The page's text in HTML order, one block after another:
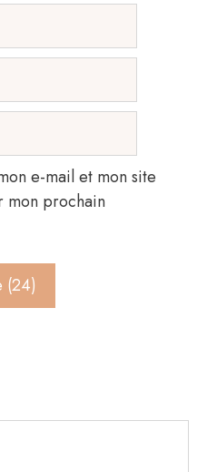
e-mail et mon site
mon prochain